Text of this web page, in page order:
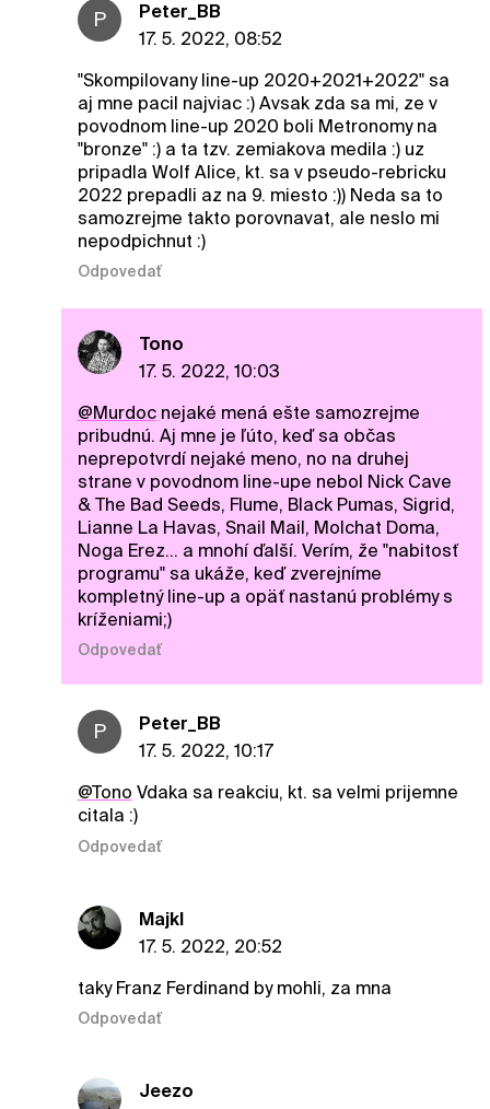
P
Peter_BB
17. 5. 2022, 08:52
"Skompilovany line-up 2020+2021+2022" sa
aj mne pacil najviac :) Avsak zda sa mi, ze v
povodnom line-up 2020 boli Metronomy na
"bronze" :) a ta tzv. zemiakova medila :) uz
pripadla Wolf Alice, kt. sa v pseudo-rebricku
2022 prepadli az na 9. miesto :)) Neda sa to
samozrejme takto porovnavat, ale neslo mi
nepodpichnut :)
Odpovedať
Tono
17. 5. 2022, 10:03
@Murdocnejaké mená ešte samozrejme
pribudnú. Aj mne je ľúto, keď sa občas
neprepotvrdí nejaké meno, no na druhej
strane v povodnom line-upe nebol Nick Cave
& The Bad Seeds, Flume, Black Pumas, Sigrid,
Lianne La Havas, Snail Mail, Molchat Doma,
Noga Erez... a mnohí ďalší. Verím, že "nabitosť
programu" sa ukáže, keď zverejníme
kompletný line-up a opäť nastanú problémy s
kríženiami;)
Odpovedať
P
Peter_BB
17. 5. 2022, 10:17
@Tono Vdaka sa reakciu, kt. sa velmi prijemne
citala :)
Odpovedať
Majkl
17. 5. 2022, 20:52
taky Franz Ferdinand by mohli, za mna
Odpovedať
Jeezo